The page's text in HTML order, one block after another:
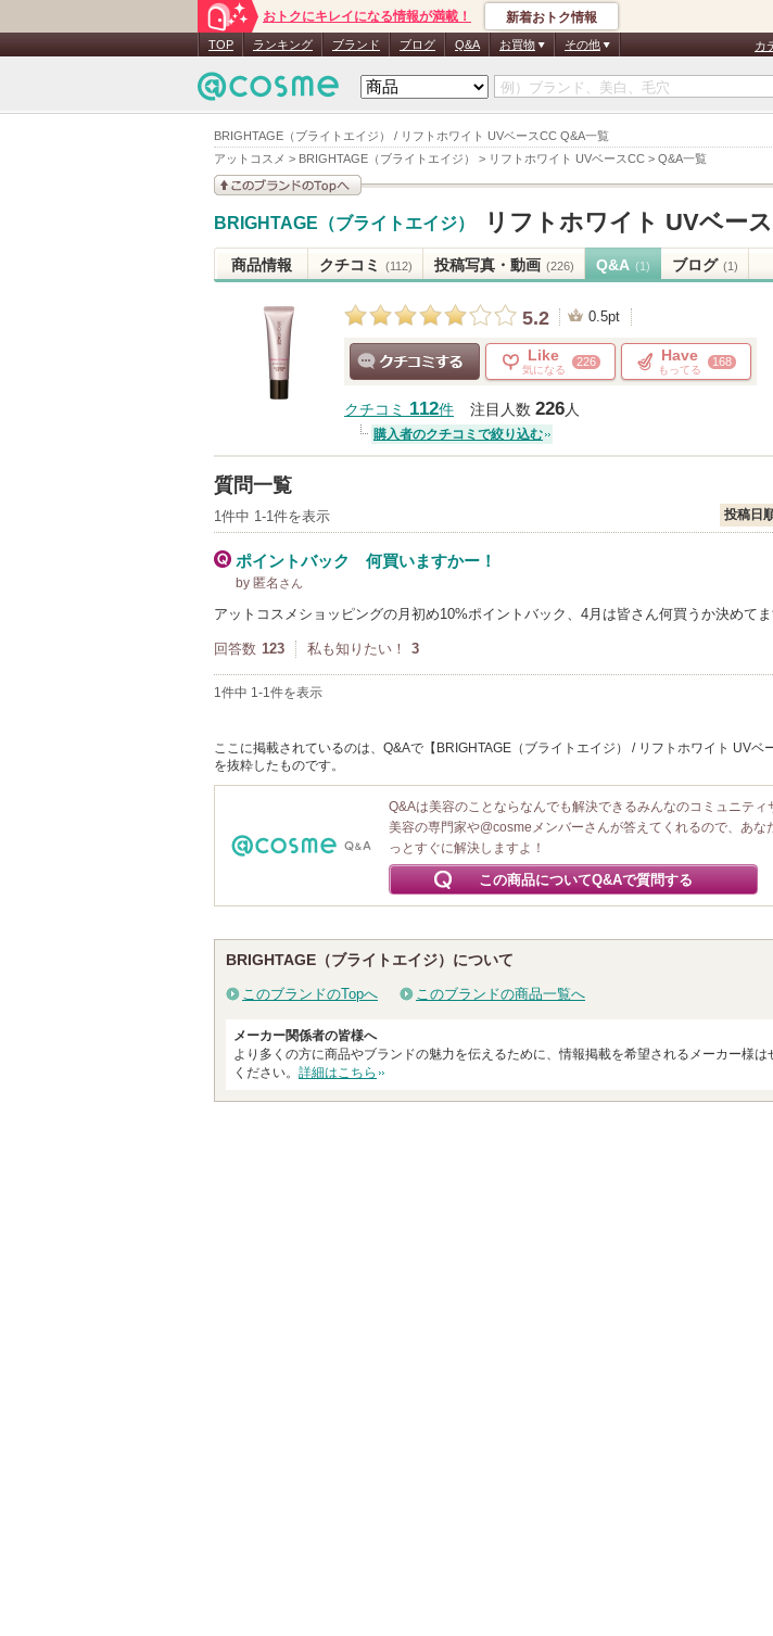
BRIGHTAGE（ブライトエイジ） / リフトホワイト UVベースCC Q&A一覧
アットコスメ > BRIGHTAGE（ブライトエイジ） > リフトホワイト UVベースCC > Q&A一覧
おトクにキレイになる情報が満載！ 新着おトク情報
TOP ランキング ブランド ブログ Q&A お買物 その他 カ
BRIGHTAGE（ブライトエイジ） リフトホワイト UVベー
商品情報 クチコミ (112) 投稿写真・動画 (226) Q&A (1) ブログ (1)
5.2 0.5pt
Like
気になる
226 Have
もってる
168
クチコミ 112件 注目人数 226人
購入者のクチコミで絞り込む
質問一覧
1件中 1-1件を表示 投稿日
ポイントバック 何買いますかー！
by 匿名 さん
アットコスメショッピングの月初め10%ポイントバック、4月は皆さん何買うか決めて
回答数 123 私も知りたい！ 3
1件中 1-1件を表示
ここに掲載されているのは、Q&Aで【BRIGHTAGE（ブライトエイジ） / リフトホワイト UVベ
を抜粋したものです。
Q&Aは美容のことならなんでも解決できるみんなのコミュニティ
美容の専門家や@cosmeメンバーさんが答えてくれるので、あな
っとすぐに解決しますよ！
この商品についてQ&Aで質問する
BRIGHTAGE（ブライトエイジ）について
このブランドのTopへ このブランドの商品一覧へ
メーカー関係者の皆様へ
より多くの方に商品やブランドの魅力を伝えるために、情報掲載を希望されるメーカー様は
ください。 詳細はこちら